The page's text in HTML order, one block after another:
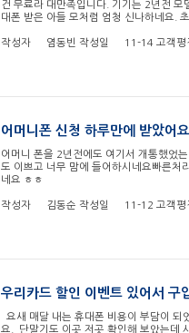
건 무료라 대만족입니다. 기기는 2년전
대폰 받은 아들 모처럼 엄청 신나하네요.
작성자 염동빈 작성일 11-14 고객평
어머니폰 신청 하루만에 받았어
어머니 폰을 2년전에도 여기서 개통했었
도 이쁘고 너무 맘에 들어하시네요빠른
네요 ㅎㅎ
작성자 김동순 작성일 11-12 고객평
우리카드 할인 이벤트 있어서 구
요새 매달 내는 휴대폰 비용이 부담이
요. 단말기도 이곳 저곳 확인해 보았는데